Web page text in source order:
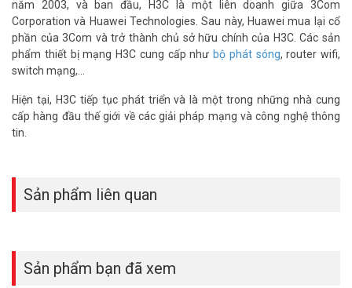
năm 2003, và ban đầu, H3C là một liên doanh giữa 3Com
Corporation và Huawei Technologies. Sau này, Huawei mua lại cổ
phần của 3Com và trở thành chủ sở hữu chính của H3C. Các sản
phẩm thiết bị mạng H3C cung cấp như bộ phát sóng, router wifi,
switch mạng,…
Hiện tại, H3C tiếp tục phát triển và là một trong những nhà cung
cấp hàng đầu thế giới về các giải pháp mạng và công nghệ thông
tin.
Sản phẩm liên quan
Sản phẩm bạn đã xem